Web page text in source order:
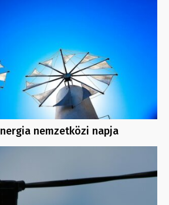
nemzetközi napja